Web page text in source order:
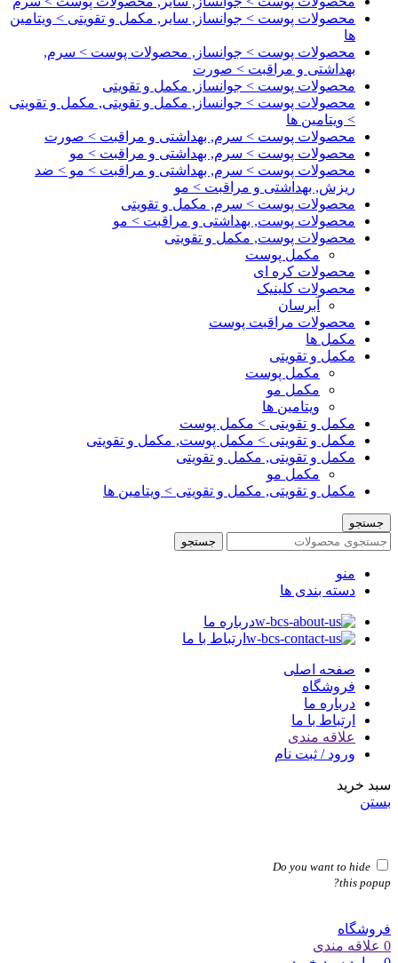
محصولات پوست > جوانساز, سایر, مکمل و تقویتی > ویتامین
ها
محصولات پوست > جوانساز, محصولات پوست > سرم,
بهداشتی و مراقبت > صورت
محصولات پوست > جوانساز, مکمل و تقویتی
محصولات پوست > جوانساز, مکمل و تقویتی, مکمل و تقویتی
> ویتامین ها
محصولات پوست > سرم, بهداشتی و مراقبت > صورت
محصولات پوست > سرم, بهداشتی و مراقبت > مو
محصولات پوست > سرم, بهداشتی و مراقبت > مو > ضد
ریزش, بهداشتی و مراقبت > مو
محصولات پوست > سرم, مکمل و تقویتی
محصولات پوست, بهداشتی و مراقبت > مو
محصولات پوست, مکمل و تقویتی
مکمل پوست
محصولات کره ای
محصولات کلینیک
آبرسان
محصولات مراقبت پوست
مکمل ها
مکمل و تقویتی
مکمل پوست
مکمل مو
ویتامین ها
مکمل و تقویتی > مکمل پوست
مکمل و تقویتی > مکمل پوست, مکمل و تقویتی
مکمل و تقویتی, مکمل و تقویتی
مکمل مو
مکمل و تقویتی, مکمل و تقویتی > ویتامین ها
جستجو
جستجو
منو
دسته بندی ها
درباره ما
ارتباط با ما
صفحه اصلی
فروشگاه
درباره ما
ارتباط با ما
علاقه مندی
ورود / ثبت نام
سبد خرید
بستن
Do you want to hide
this popup?
فروشگاه
0 علاقه مندی